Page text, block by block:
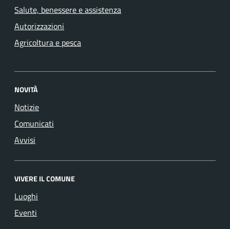
Salute, benessere e assistenza
Autorizzazioni
Agricoltura e pesca
NOVITÀ
Notizie
Comunicati
Avvisi
VIVERE IL COMUNE
Luoghi
Eventi